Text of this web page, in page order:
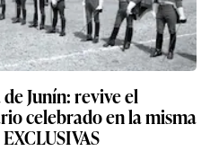
Junín: revive el
celebrado en la misma